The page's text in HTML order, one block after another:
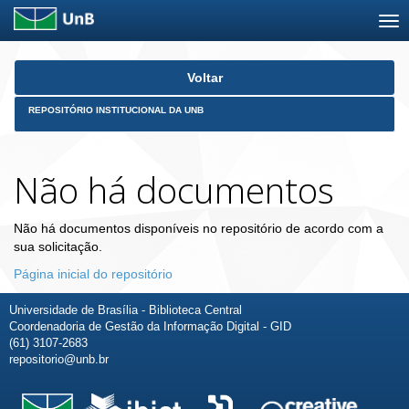
Skip
Voltar
REPOSITÓRIO INSTITUCIONAL DA UNB
Não há documentos
Não há documentos disponíveis no repositório de acordo com a
sua solicitação.
Página inicial do repositório
Universidade de Brasília - Biblioteca Central
Coordenadoria de Gestão da Informação Digital - GID
(61) 3107-2683
repositorio@unb.br